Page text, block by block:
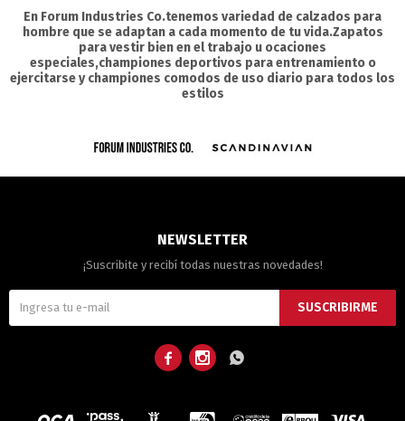
En Forum Industries Co.tenemos variedad de calzados para
hombre que se adaptan a cada momento de tu vida.Zapatos
para vestir bien en el trabajo u ocaciones
especiales,championes deportivos para entrenamiento o
ejercitarse y championes comodos de uso diario para todos los
estilos
NEWSLETTER
¡Suscribite y recibí todas nuestras novedades!
SUSCRIBIRME
  